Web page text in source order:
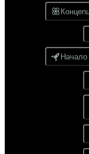
Начало